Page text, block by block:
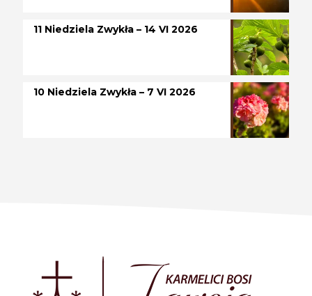
11 Niedziela Zwykła – 14 VI 2026
10 Niedziela Zwykła – 7 VI 2026